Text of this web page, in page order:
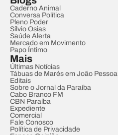
Caderno Animal
Conversa Política
Pleno Poder
Sílvio Osias
Saúde Alerta
Mercado em Movimento
Papo Íntimo
Mais
Últimas Notícias
Tábuas de Marés em João Pessoa
Editais
Sobre o Jornal da Paraíba
Cabo Branco FM
CBN Paraíba
Expediente
Comercial
Fale Conosco
Política de Privacidade